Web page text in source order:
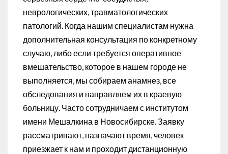
неврологических, травматологических
патологий. Когда нашим специалистам нужна
дополнительная консультация по конкретному
случаю, либо если требуется оперативное
вмешательство, которое в нашем городе не
выполняется, мы собираем анамнез, все
обследования и направляем их в краевую
больницу. Часто сотрудничаем с институтом
имени Мешалкина в Новосибирске. Заявку
рассматривают, назначают время, человек
приезжает к нам и проходит дистанционную